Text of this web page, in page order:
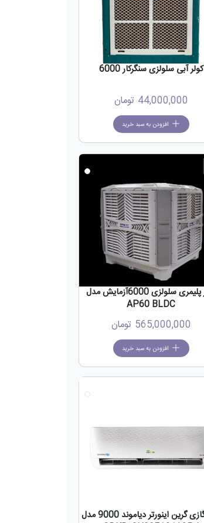
کولر آبی سلولزی سنگرکار 6000
44,000,000 تومان
افزودن به سبد خرید
کولر پلیمری سلولزی 6000آزمایش مدل
AP60 BLDC
565,000,000 تومان
افزودن به سبد خرید
کولر گازی گرین اینورتر دیاموند 9000 مدل